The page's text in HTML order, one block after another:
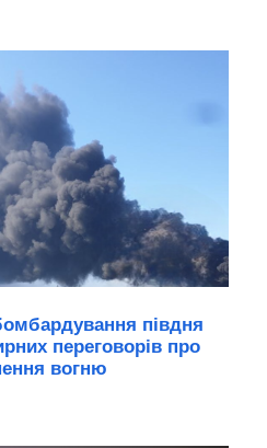
півдня
переговорів про
вогню